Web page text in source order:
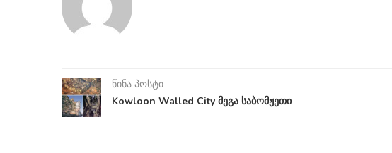
წინა პოსტი
Kowloon Walled City მეგა საბომჟეთი